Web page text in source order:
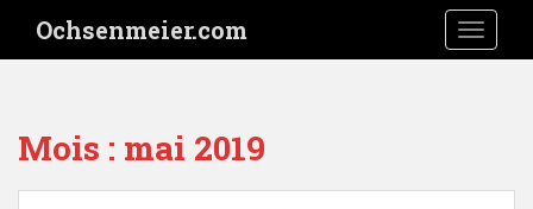
i
Ochsenmeier.com
Mois : mai 2019